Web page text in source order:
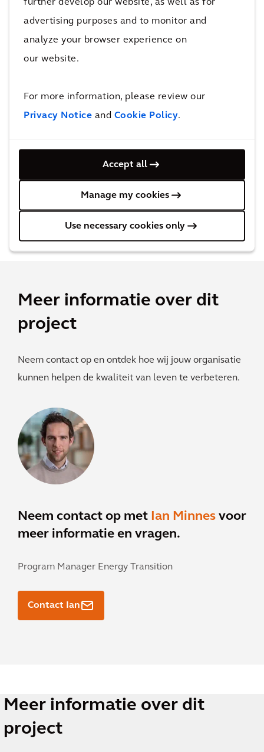
advertising purposes and to monitor and
analyze your browser experience on
our website.
For more information, please review our
Privacy Notice and Cookie Policy.
Accept all
Manage my cookies
Use necessary cookies only
Achter de oplossing
Meer informatie over dit
project
Neem contact op en ontdek hoe wij jouw organisatie
kunnen helpen de kwaliteit van leven te verbeteren.
Neem contact op met Ian Minnes voor
meer informatie en vragen.
Program Manager Energy Transition
Contact Ian
Meer informatie over dit
project